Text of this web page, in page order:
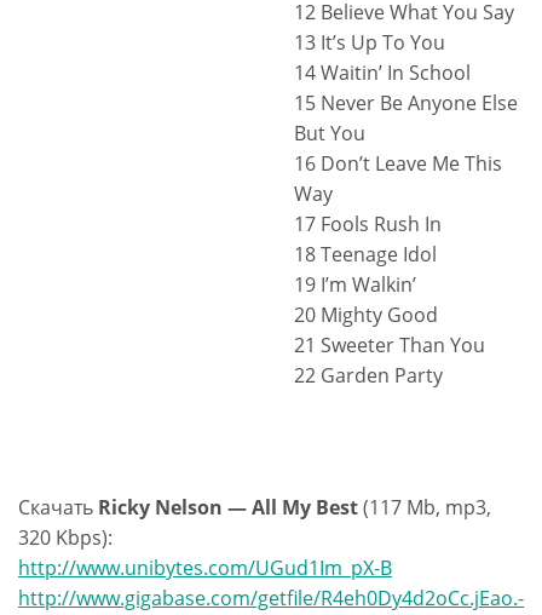
12 Believe What You Say
13 It’s Up To You
14 Waitin’ In School
15 Never Be Anyone Else
But You
16 Don’t Leave Me This
Way
17 Fools Rush In
18 Teenage Idol
19 I’m Walkin’
20 Mighty Good
21 Sweeter Than You
22 Garden Party
Скачать Ricky Nelson — All My Best(117 Mb, mp3,
320 Kbps):
http://www.unibytes.com/UGud1Im_pX-B
http://www.gigabase.com/getfile/R4eh0Dy4d2oCc.jEao.-